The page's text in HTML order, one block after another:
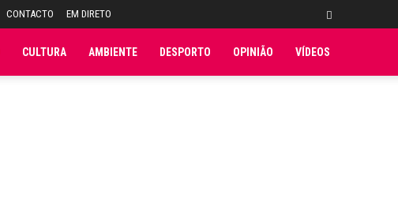
CONTACTO EM DIRETO
CULTURA AMBIENTE DESPORTO OPINIÃO VÍDEOS